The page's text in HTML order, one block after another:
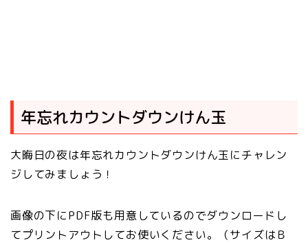
年忘れカウントダウンけん玉
大晦日の夜は年忘れカウントダウンけん玉にチャレン
ジしてみましょう！
画像の下にPDF版も用意しているのでダウンロードし
てプリントアウトしてお使いください。（サイズはＢ